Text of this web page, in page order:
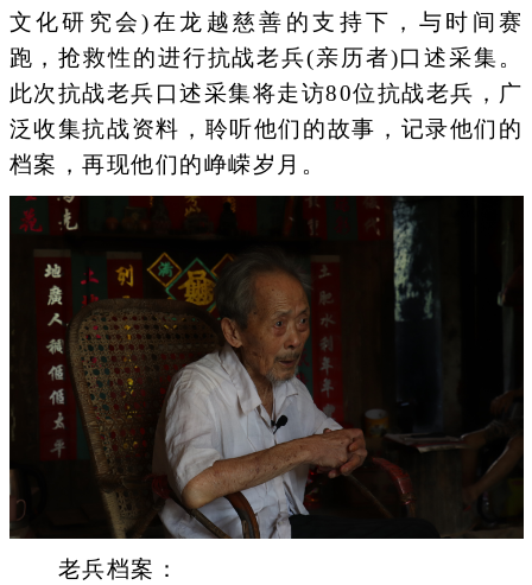
文化研究会)在龙越慈善的支持下，与时间赛
跑，抢救性的进行抗战老兵(亲历者)口述采集。
此次抗战老兵口述采集将走访80位抗战老兵，广
泛收集抗战资料，聆听他们的故事，记录他们的
档案，再现他们的峥嵘岁月。
老兵档案：